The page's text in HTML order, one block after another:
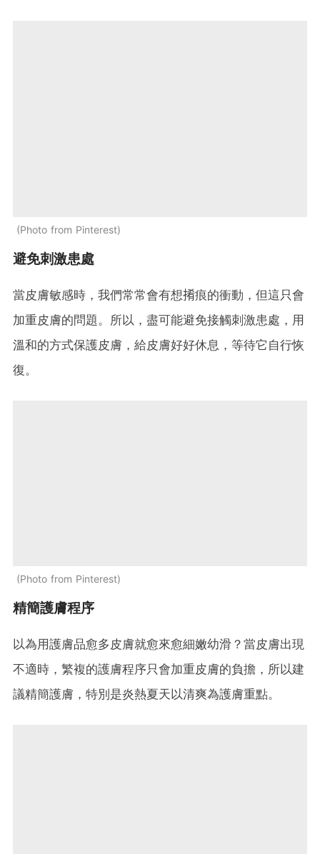
Photo from Pinterest
避免刺激患處
當皮膚敏感時，我們常常會有想𢯎痕的衝動，但這只會
加重皮膚的問題。所以，盡可能避免接觸刺激患處，用
溫和的方式保護皮膚，給皮膚好好休息，等待它自行恢
復。
Photo from Pinterest
精簡護膚程序
以為用護膚品愈多皮膚就愈來愈細嫩幼滑？當皮膚出現
不適時，繁複的護膚程序只會加重皮膚的負擔，所以建
議精簡護膚，特別是炎熱夏天以清爽為護膚重點。